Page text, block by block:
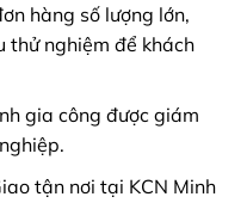
hàng số lượng lớn,
thử nghiệm để khách
gia công được giám
tận nơi tại KCN Minh